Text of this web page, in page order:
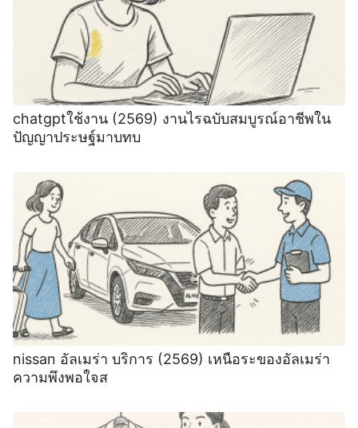
chatgptใช้งาน (2569) งานไรฉบับสมบูรณ์อาชีพใน
ปัญญาประษฐ์มาบทบ
nissan อัลเมร่า บริการ (2569) เหนือระของอัลเมร่า
ความพึงพอใจส